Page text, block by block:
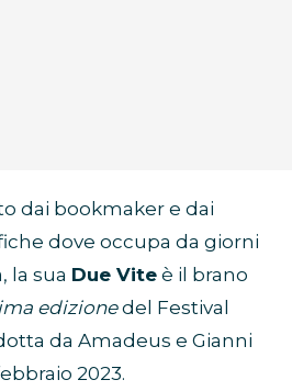
dai bookmaker e dai
dove occupa da giorni
la sua Due Vite è il brano
edizionedel Festival
da Amadeus e Gianni
2023.